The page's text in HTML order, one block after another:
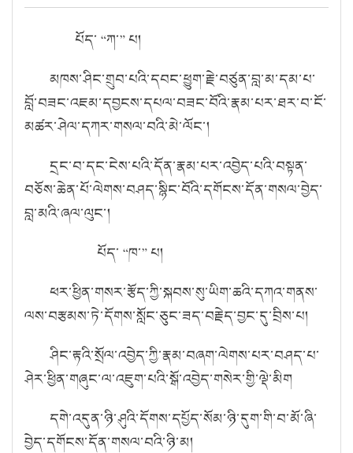
པོད་ “ཀ་” པ།
མཁས་ཤིང་གྲུབ་པའི་དབང་ཕྱུག་རྗེ་བཙུན་བླ་མ་དམ་པ་
བློ་བཟང་འཇམ་དབྱངས་དཔལ་བཟང་བོའི་རྣམ་པར་ཐར་བ་ངོ་
མཚར་ཤེལ་དཀར་གསལ་བའི་མེ་ལོང་།
དྲང་བ་དང་ངེས་པའི་དོན་རྣམ་པར་འབྱེད་པའི་བསྟན་
བཅོས་ཆེན་པོ་ལེགས་བཤད་སྙིང་བོའི་དགོངས་དོན་གསལ་བྱེད་
བླ་མའི་ཞལ་ལུང་།
པོད་ “ཁ་” པ།
ཕར་ཕྱིན་གསར་རྩོད་ཀྱི་སྐབས་སུ་ཡིག་ཆའི་དཀའ་གནས་
ལས་བརྩམས་ཏེ་དོགས་སློང་ཅུང་ཟད་བརྗེད་བྱང་དུ་བྲིས་པ།
ཤིང་རྟའི་སྲོལ་འབྱེད་ཀྱི་རྣམ་བཞག་ལེགས་པར་བཤད་པ་
ཤེར་ཕྱིན་གཞུང་ལ་འཇུག་པའི་སྒོ་འབྱེད་གསེར་གྱི་ལྡེ་མིག
དགེ་འདུན་ཉི་ཤུའི་དོགས་དཔྱོད་སོམ་ཉི་དུག་གི་བ་མོ་ཞི་
བྱེད་དགོངས་དོན་གསལ་བའི་ཉི་མ།